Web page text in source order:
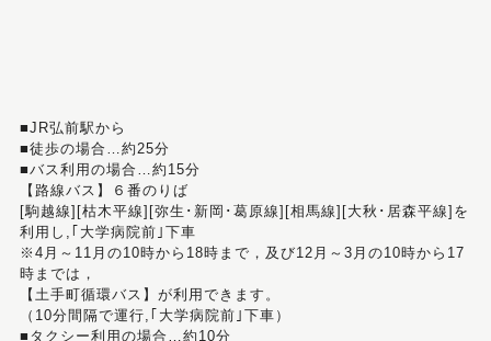
■JR弘前駅から
■徒歩の場合…約25分
■バス利用の場合…約15分
【路線バス】６番のりば
[駒越線][枯木平線][弥生･新岡･葛原線][相馬線][大秋･居森平線]を
利用し,｢大学病院前｣下車
※4月～11月の10時から18時まで，及び12月～3月の10時から17
時までは，
【土手町循環バス】が利用できます。
（10分間隔で運行,｢大学病院前｣下車）
■タクシー利用の場合…約10分